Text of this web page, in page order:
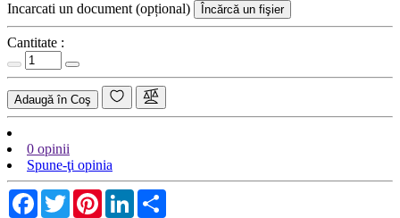
Incarcati un document (opțional) Încărcă un fişier
Cantitate :
Adaugă în Coş
0 opinii
Spune-ţi opinia
Facebook
TwitterPinterestLinkedIn